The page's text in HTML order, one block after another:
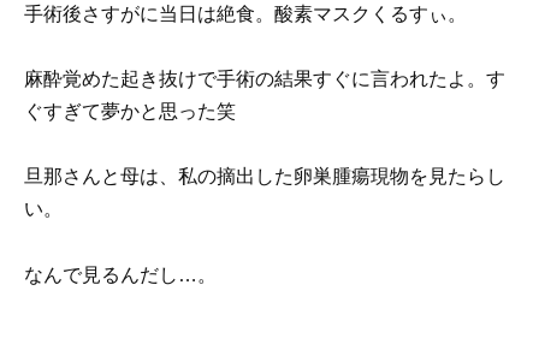
手術後さすがに当日は絶食。酸素マスクくるすぃ。
麻酔覚めた起き抜けで手術の結果すぐに言われたよ。す
ぐすぎて夢かと思った笑
旦那さんと母は、私の摘出した卵巣腫瘍現物を見たらし
い。
なんで見るんだし…。